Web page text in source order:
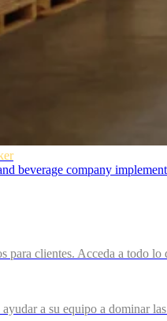
beverage company
para clientes. Acceda a todo
a su equipo a dominar